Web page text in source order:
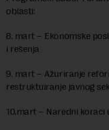
oblasti:
8. mart – Ekonomske
i rešenja
9. mart – Ažuriranje
restruktuiranje javnog
10.mart – Naredni